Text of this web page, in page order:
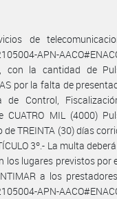
de
APN-
con la cantidad de
por la falta de
Control,
MIL (4000)
de TREINTA (30) días
3º.- La multa
los lugares previstos por
INTIMAR a los
APN-